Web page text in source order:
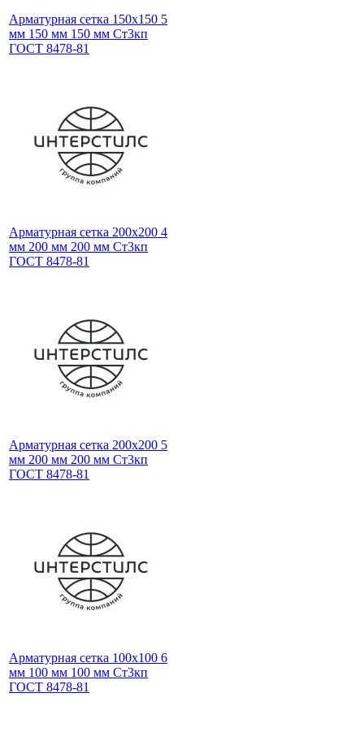
Арматурная сетка 150х150 5
мм 150 мм 150 мм Ст3кп
ГОСТ 8478-81
Арматурная сетка 200х200 4
мм 200 мм 200 мм Ст3кп
ГОСТ 8478-81
Арматурная сетка 200х200 5
мм 200 мм 200 мм Ст3кп
ГОСТ 8478-81
Арматурная сетка 100х100 6
мм 100 мм 100 мм Ст3кп
ГОСТ 8478-81